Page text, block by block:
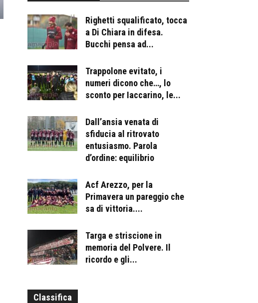
Righetti squalificato, tocca
a Di Chiara in difesa.
Bucchi pensa ad...
Trappolone evitato, i
numeri dicono che…, lo
sconto per Iaccarino, le...
Dall’ansia venata di
sfiducia al ritrovato
entusiasmo. Parola
d’ordine: equilibrio
Acf Arezzo, per la
Primavera un pareggio che
sa di vittoria....
Targa e striscione in
memoria del Polvere. Il
ricordo e gli...
Classifica